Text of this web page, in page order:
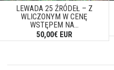
LEWADA 25 ŹRÓDEŁ – Z
WLICZONYM W CENĘ
WSTĘPEM NA...
50,00€ EUR